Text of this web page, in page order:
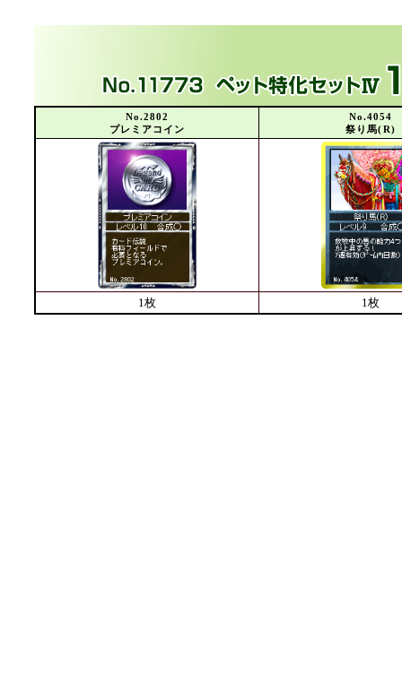
No.2802
プレミアコイン
No.4054
祭り馬(R)
1枚 1枚